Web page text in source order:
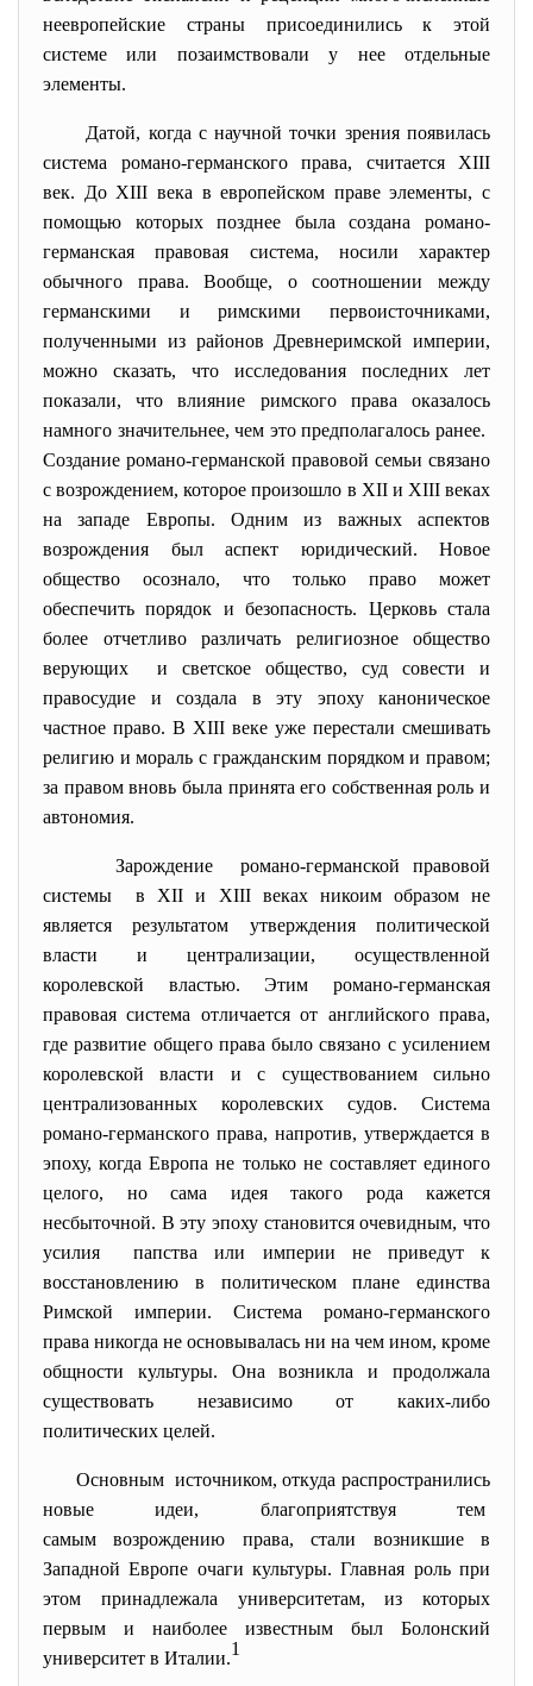
неевропейские страны присоединились к этой
системе или позаимствовали у нее отдельные
элементы.
Датой, когда с научной точки зрения появилась
система романо-германского права, считается XIII
век. До XIII века в европейском праве элементы, с
помощью которых позднее была создана романо-
германская правовая система, носили характер
обычного права. Вообще, о соотношении между
германскими и римскими первоисточниками,
полученными из районов Древнеримской империи,
можно сказать, что исследования последних лет
показали, что влияние римского права оказалось
намного значительнее, чем это предполагалось ранее.
Создание романо-германской правовой семьи связано
с возрождением, которое произошло в XII и XIII веках
на западе Европы. Одним из важных аспектов
возрождения был аспект юридический. Новое
общество осознало, что только право может
обеспечить порядок и безопасность. Церковь стала
более отчетливо различать религиозное общество
верующих и светское общество, суд совести и
правосудие и создала в эту эпоху каноническое
частное право. В XIII веке уже перестали смешивать
религию и мораль с гражданским порядком и правом;
за правом вновь была принята его собственная роль и
автономия.
Зарождение романо-германской правовой
системы в XII и XIII веках никоим образом не
является результатом утверждения политической
власти и централизации, осуществленной
королевской властью. Этим романо-германская
правовая система отличается от английского права,
где развитие общего права было связано с усилением
королевской власти и с существованием сильно
централизованных королевских судов. Система
романо-германского права, напротив, утверждается в
эпоху, когда Европа не только не составляет единого
целого, но сама идея такого рода кажется
несбыточной. В эту эпоху становится очевидным, что
усилия папства или империи не приведут к
восстановлению в политическом плане единства
Римской империи. Система романо-германского
права никогда не основывалась ни на чем ином, кроме
общности культуры. Она возникла и продолжала
существовать независимо от каких-либо
политических целей.
Основным источником, откуда распространились
новые идеи, благоприятствуя тем
самым возрождению права, стали возникшие в
Западной Европе очаги культуры. Главная роль при
этом принадлежала университетам, из которых
первым и наиболее известным был Болонский
университет в Италии.1